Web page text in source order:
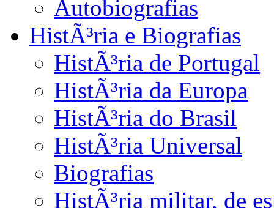
Autobiografias
HistÃ³ria e Biografias
HistÃ³ria de Portugal
HistÃ³ria da Europa
HistÃ³ria do Brasil
HistÃ³ria Universal
Biografias
HistÃ³ria militar, de